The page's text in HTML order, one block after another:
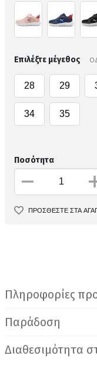
Επιλέξτε μέγεθος
28 29
34 35
Ποσότητα
ΠΡΟΣΘΕΣΤΕ ΣΤΑ
Πληροφορίες
Παράδοση
Διαθεσιμότητα